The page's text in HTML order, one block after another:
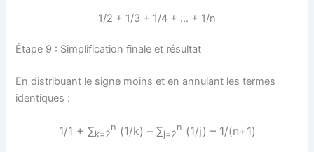
1/2 + 1/3 + 1/4 + … + 1/n
Étape 9 : Simplification finale et résultat
En distribuant le signe moins et en annulant les termes
identiques :
1/1 + ∑k=2
n (1/k) – ∑j=2
n (1/j) – 1/(n+1)